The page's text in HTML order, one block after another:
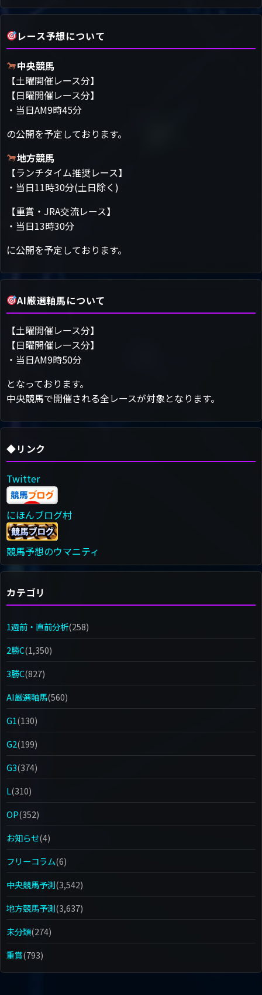
レース予想について
中央競馬
【土曜開催レース分】
【日曜開催レース分】
・当日AM9時45分
の公開を予定しております。
地方競馬
【ランチタイム推奨レース】
・当日11時30分(土日除く)
【重賞・JRA交流レース】
・当日13時30分
に公開を予定しております。
AI厳選軸馬について
【土曜開催レース分】
【日曜開催レース分】
・当日AM9時50分
となっております。
中央競馬で開催される全レースが対象となります。
◆リンク
Twitter
にほんブログ村
競馬予想のウマニティ
カテゴリ
1週前・直前分析(258)
2勝C(1,350)
3勝C(827)
AI厳選軸馬(560)
G1(130)
G2(199)
G3(374)
L(310)
OP(352)
お知らせ(4)
フリーコラム(6)
中央競馬予測(3,542)
地方競馬予測(3,637)
未分類(274)
重賞(793)